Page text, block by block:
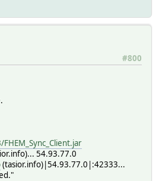
#800
54.93.77.0
(tasior.info)|54.93.77.0|:42333...